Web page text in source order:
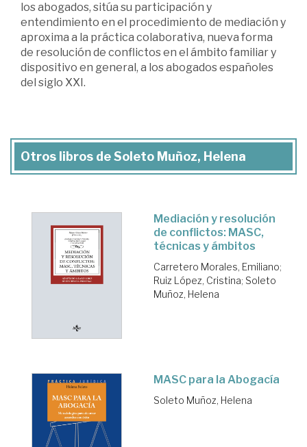
los abogados, sitúa su participación y
entendimiento en el procedimiento de mediación y
aproxima a la práctica colaborativa, nueva forma
de resolución de conflictos en el ámbito familiar y
dispositivo en general, a los abogados españoles
del siglo XXI.
Otros libros de Soleto Muñoz, Helena
Mediación y resolución
de conflictos: MASC,
técnicas y ámbitos
Carretero Morales, Emiliano;
Ruiz López, Cristina; Soleto
Muñoz, Helena
MASC para la Abogacía
Soleto Muñoz, Helena